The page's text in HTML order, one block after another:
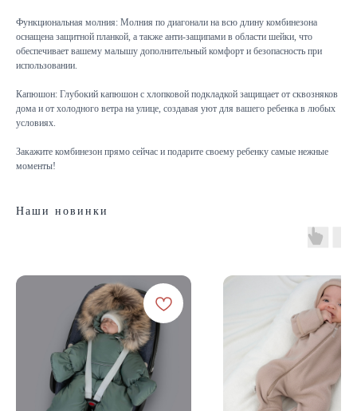
Функциональная молния: Молния по диагонали на всю длину комбинезона
оснащена защитной планкой, а также анти-защипами в области шейки, что
обеспечивает вашему малышу дополнительный комфорт и безопасность при
использовании.
Капюшон: Глубокий капюшон с хлопковой подкладкой защищает от сквозняков
дома и от холодного ветра на улице, создавая уют для вашего ребенка в любых
условиях.
Закажите комбинезон прямо сейчас и подарите своему ребенку самые нежные
моменты!
Наши новинки
Демисезонная
Готовые подборки
Комплекты на выписку
Комбинезоны